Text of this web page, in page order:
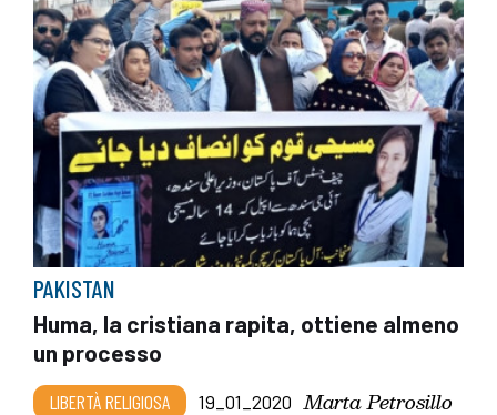
PAKISTAN
Huma, la cristiana rapita, ottiene almeno
un processo
LIBERTÀ RELIGIOSA 19_01_2020 Marta Petrosillo